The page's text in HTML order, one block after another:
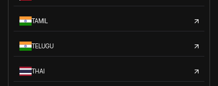
TAMIL
TELUGU
THAI